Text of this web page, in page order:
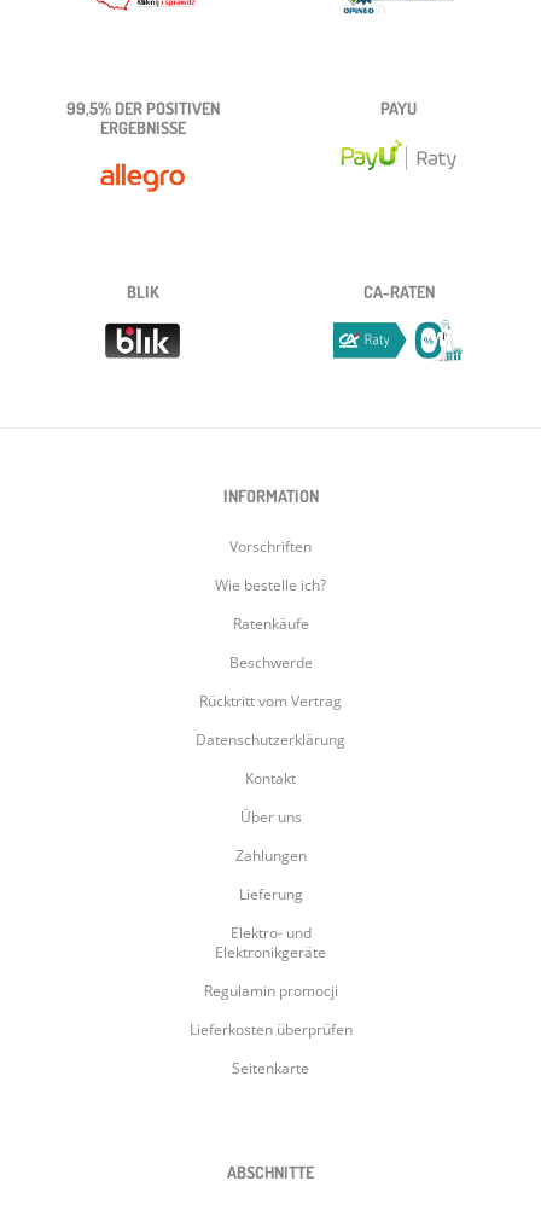
99,5% DER POSITIVEN
ERGEBNISSE
PAYU
BLIK CA-RATEN
INFORMATION
Vorschriften
Wie bestelle ich?
Ratenkäufe
Beschwerde
Rücktritt vom Vertrag
Datenschutzerklärung
Kontakt
Über uns
Zahlungen
Lieferung
Elektro- und
Elektronikgeräte
Regulamin promocji
Lieferkosten überprüfen
Seitenkarte
ABSCHNITTE